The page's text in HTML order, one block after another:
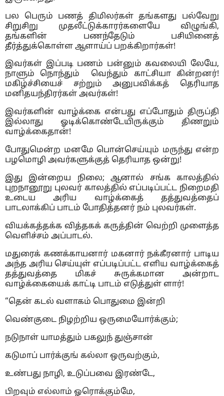
பல பெரும் பணத் திமிலர்கள் தங்களது பல்வேறு
சிறுசிறு முதலீட்டுக்காரர்களையே விழுங்கி,
தங்களின் பணந்தேடும் பசியினைத்
தீர்த்துக்கொள்ள ஆளாய்ப் பறக்கிறார்கள்!
இவர்கள் இப்படி பணம் பன்னும் கவலையி லேயே,
நாளும் நொந்தும் வெந்தும் காட்சியா கின்றனர்!
மகிழ்ச்சியைச் சற்றும் அனுபவிக்கத் தெரியாத
மனிதயந்திரர்கள் அவர்கள்!
இவர்களின் வாழ்க்கை என்பது எப்போதும் திருப்தி
இல்லாது ஓடிக்கொண்டேயிருக்கும் திணறும்
வாழ்க்கைதான்!
போதுமென்ற மனமே பொன்செய்யும் மருந்து என்ற
பழமொழி அவர்களுக்குத் தெரியாத ஒன்று!
இது இன்றைய நிலை; ஆனால் சங்க காலத்தில்
புறநானூறு புலவர் காலத்தில் எப்படிப்பட்ட நிறைமதி
உடைய அரிய வாழ்க்கைத் தத்துவத்தைப்
பாடலாக்கிப் பாடம் போதித்தனர் நம் புலவர்கள்.
வியக்கத்தக்க வித்தகக் கருத்தின் வெற்றி முளைத்த
வெளிச்சம் அப்பாடல்.
மதுரைக் கணக்காயனார் மகனார் நக்கீரனார் பாடிய
அந்த அரிய செய்யுள் எப்படிப்பட்ட எளிய வாழ்க்கைத்
தத்துவத்தை மிகச் சுருக்கமான அன்றாட
வாழ்க்கையைக் காட்டி பாடம் எடுத்துள் ளார்!
“தென் கடல் வளாகம் பொதுமை இன்றி
வெண்குடை நிழற்றிய ஒருமையோர்க்கும்;
நடுநாள் யாமத்தும் பகலுந் துஞ்சான்
கடுமாப் பார்க்குங் கல்லா ஒருவற்கும்,
உண்பது நாழி, உடுப்பவை இரண்டே,
பிறவும் எல்லாம் ஓரொக்கும்மே,